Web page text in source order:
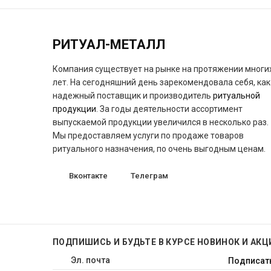
РИТУАЛ-МЕТАЛЛ
Компания существует на рынке на протяжении
лет. На сегодняшний день зарекомендовала себя, как
надежный поставщик и производитель ритуальной
продукции . За годы деятельности ассортимент
выпускаемой продукции увеличился в несколько раз.
Мы предоставляем услуги по продаже товаров
ритуального назначения, по очень выгодным ценам.
Вконтакте Телеграм
ПОДПИШИСЬ И БУДЬТЕ В КУРСЕ НОВИНОК И